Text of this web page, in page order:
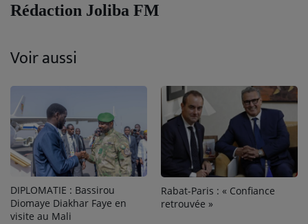
Rédaction Joliba FM
Voir aussi
DIPLOMATIE : Bassirou
Diomaye Diakhar Faye en
visite au Mali
Rabat-Paris : « Confiance
retrouvée »